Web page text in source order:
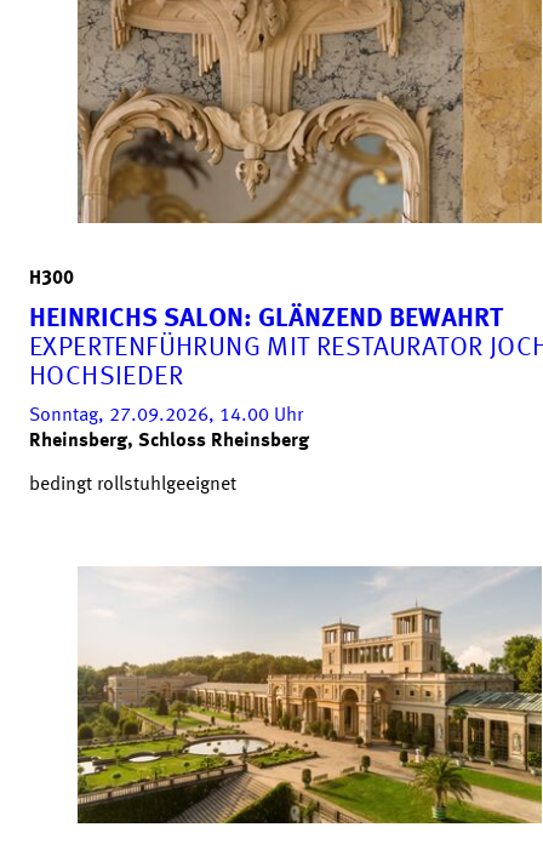
H300
HEINRICHS SALON: GLÄNZEND BEWAHRT
EXPERTENFÜHRUNG MIT RESTAURATOR
HOCHSIEDER
Sonntag, 27.09.2026, 14.00 Uhr
Rheinsberg, Schloss Rheinsberg
bedingt rollstuhlgeeignet